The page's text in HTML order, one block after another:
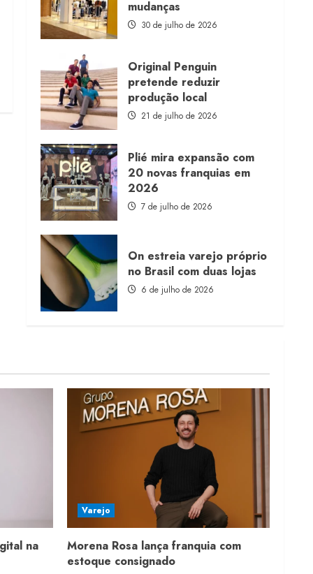
com
estoque
consignado
mudanças
30 de julho de 2026
Original Penguin
pretende reduzir
produção local
21 de julho de 2026
Plié mira expansão com
20 novas franquias em
2026
7 de julho de 2026
On estreia varejo próprio
no Brasil com duas lojas
6 de julho de 2026
na
Varejo
Morena Rosa lança franquia com
estoque consignado